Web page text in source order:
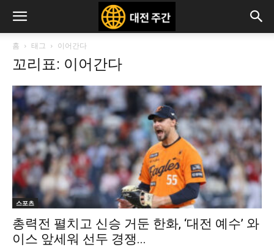
홈 태그 이어간다
꼬리표: 이어간다
스포츠
총력전 펼치고 신승 거둔 한화, ‘대전 예수’ 와
이스 앞세워 선두 경쟁...